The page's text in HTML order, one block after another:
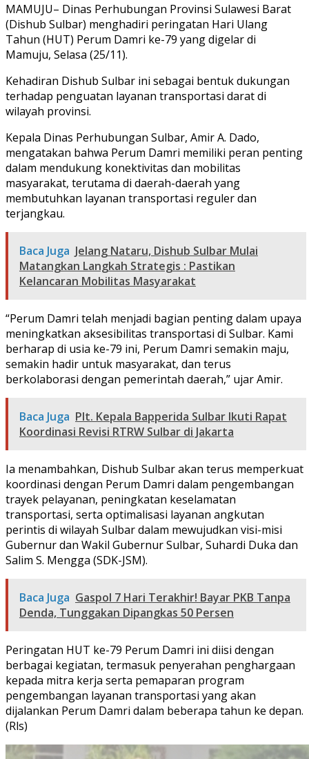
MAMUJU– Dinas Perhubungan Provinsi Sulawesi Barat
(Dishub Sulbar) menghadiri peringatan Hari Ulang
Tahun (HUT) Perum Damri ke-79 yang digelar di
Mamuju, Selasa (25/11).
Kehadiran Dishub Sulbar ini sebagai bentuk dukungan
terhadap penguatan layanan transportasi darat di
wilayah provinsi.
Kepala Dinas Perhubungan Sulbar, Amir A. Dado,
mengatakan bahwa Perum Damri memiliki peran penting
dalam mendukung konektivitas dan mobilitas
masyarakat, terutama di daerah-daerah yang
membutuhkan layanan transportasi reguler dan
terjangkau.
Baca Juga Jelang Nataru, Dishub Sulbar Mulai
Matangkan Langkah Strategis : Pastikan
Kelancaran Mobilitas Masyarakat
“Perum Damri telah menjadi bagian penting dalam upaya
meningkatkan aksesibilitas transportasi di Sulbar. Kami
berharap di usia ke-79 ini, Perum Damri semakin maju,
semakin hadir untuk masyarakat, dan terus
berkolaborasi dengan pemerintah daerah,” ujar Amir.
Baca Juga Plt. Kepala Bapperida Sulbar Ikuti Rapat
Koordinasi Revisi RTRW Sulbar di Jakarta
Ia menambahkan, Dishub Sulbar akan terus memperkuat
koordinasi dengan Perum Damri dalam pengembangan
trayek pelayanan, peningkatan keselamatan
transportasi, serta optimalisasi layanan angkutan
perintis di wilayah Sulbar dalam mewujudkan visi-misi
Gubernur dan Wakil Gubernur Sulbar, Suhardi Duka dan
Salim S. Mengga (SDK-JSM).
Baca Juga Gaspol 7 Hari Terakhir! Bayar PKB Tanpa
Denda, Tunggakan Dipangkas 50 Persen
Peringatan HUT ke-79 Perum Damri ini diisi dengan
berbagai kegiatan, termasuk penyerahan penghargaan
kepada mitra kerja serta pemaparan program
pengembangan layanan transportasi yang akan
dijalankan Perum Damri dalam beberapa tahun ke depan.
(Rls)